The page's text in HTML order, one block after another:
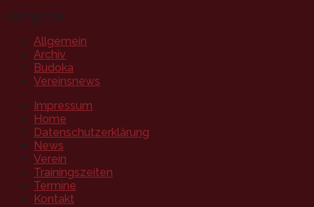
Kategorien
Allgemein
Archiv
Budoka
Vereinsnews
Impressum
Home
Datenschutzerklärung
News
Verein
Trainingszeiten
Termine
Kontakt